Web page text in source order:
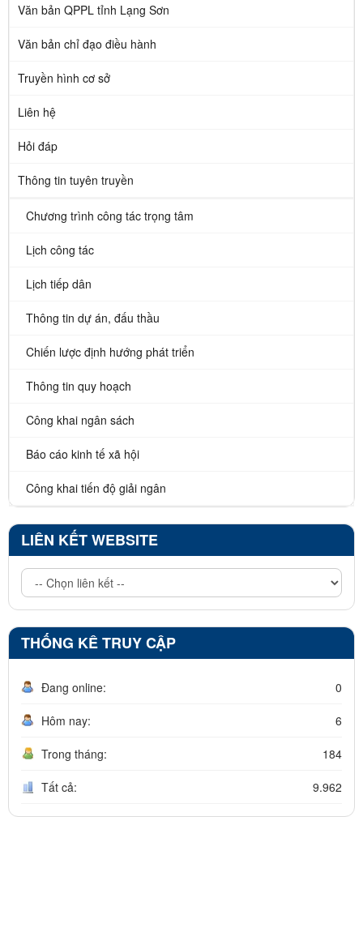
Văn bản QPPL tỉnh Lạng Sơn
Văn bản chỉ đạo điều hành
Truyền hình cơ sở
Liên hệ
Hỏi đáp
Thông tin tuyên truyền
Chương trình công tác trọng tâm
Lịch công tác
Lịch tiếp dân
Thông tin dự án, đấu thầu
Chiến lược định hướng phát triển
Thông tin quy hoạch
Công khai ngân sách
Báo cáo kinh tế xã hội
Công khai tiến độ giải ngân
LIÊN KẾT WEBSITE
THỐNG KÊ TRUY CẬP
Đang online: 0
Hôm nay: 6
Trong tháng: 184
Tất cả: 9.962